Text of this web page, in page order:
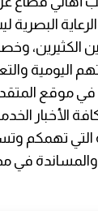
الرعاية
الكثيرين،
اليومية
موقع
الأخبار
التي تهمكم
في